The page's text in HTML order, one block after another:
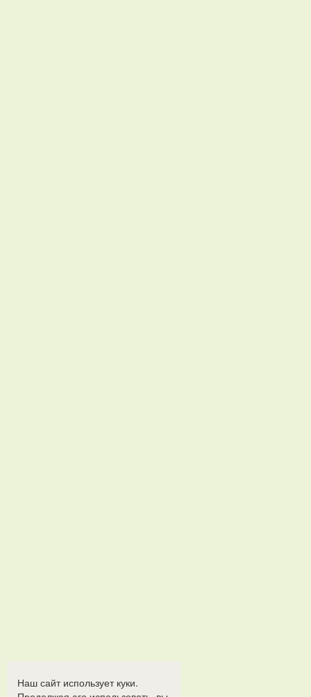
Наш сайт использует куки.